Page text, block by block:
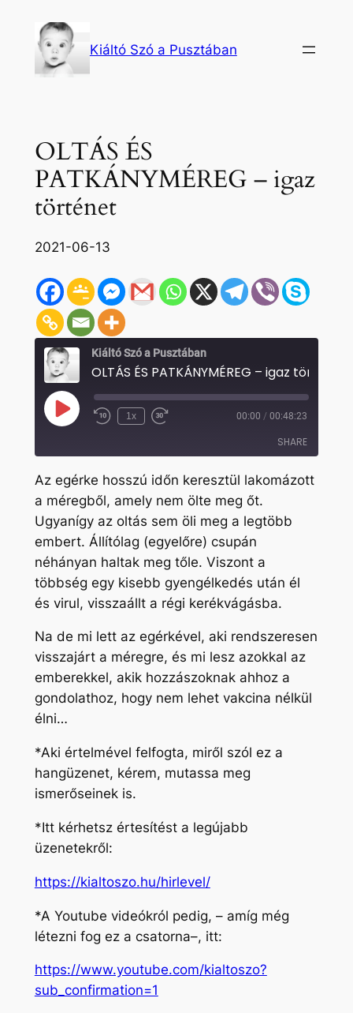
tartalomhoz
Kiáltó Szó a Pusztában
OLTÁS ÉS
PATKÁNYMÉREG – igaz
történet
2021-06-13
Kiáltó Szó a Pusztában
OLTÁS ÉS PATKÁNYMÉREG – igaz történet
Play
Episode Rewind
1x
Fast
seconds
00:00 / 00:48:23
SHARE
SHARE
LINK
EMBED
Az egérke hosszú időn keresztül lakomázott
a méregből, amely nem ölte meg őt.
Ugyanígy az oltás sem öli meg a legtöbb
embert. Állítólag (egyelőre) csupán
néhányan haltak meg tőle. Viszont a
többség egy kisebb gyengélkedés után él
és virul, visszaállt a régi kerékvágásba.
Na de mi lett az egérkével, aki rendszeresen
visszajárt a méregre, és mi lesz azokkal az
emberekkel, akik hozzászoknak ahhoz a
gondolathoz, hogy nem lehet vakcina nélkül
élni…
*Aki értelmével felfogta, miről szól ez a
hangüzenet, kérem, mutassa meg
ismerőseinek is.
*Itt kérhetsz értesítést a legújabb
üzenetekről:
https://kialtoszo.hu/hirlevel/
*A Youtube videókról pedig, – amíg még
létezni fog ez a csatorna–, itt:
https://www.youtube.com/kialtoszo?
sub_confirmation=1